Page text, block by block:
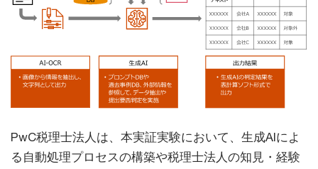
PwC税理士法人は、本実証実験において、生成AIによ
る自動処理プロセスの構築や税理士法人の知見・経験